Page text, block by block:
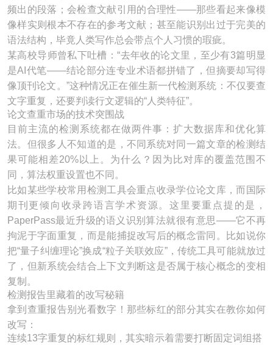
频出的段落；会检查文献引用的合理性——那些看起来像模
像样实则根本不存在的参考文献；甚至能识别出过于完美的
语法结构，毕竟人类写作总会带点个人习惯的瑕疵。
某高校导师曾私下吐槽：“去年收的论文里，至少有3篇明显
是AI代笔——结论部分连专业术语都拼错了，但摘要却写得
像顶刊论文。”这种情况正在催生新一代检测系统：不仅要查
文字重复，还要判读行文逻辑的“人类特征”。
论文查重市场的技术突围战
目前主流的检测系统都在做两件事：扩大数据库和优化算
法。但很多人不知道的是，不同系统对同一篇文章的检测结
果可能相差20%以上。为什么？因为比对库的覆盖范围不
同，算法权重设置也不同。
比如某些学校常用检测工具会重点收录学位论文库，而国际
期刊更倾向收录跨语言学术资源。这里要重点提的是，
PaperPass最近升级的语义识别算法就很有意思——它不再
拘泥于字面重复，而是能捕捉改写后的概念雷同。比如说你
把“量子纠缠理论”换成“粒子关联效应”，传统工具可能就放过
了，但新系统会结合上下文判断这是否属于核心概念的变相
复制。
检测报告里藏着的改写秘籍
拿到查重报告别光看数字！那些标红的部分其实在教你如何
改写：
连续13字重复的标红规则，其实暗示着需要打断固定词组搭